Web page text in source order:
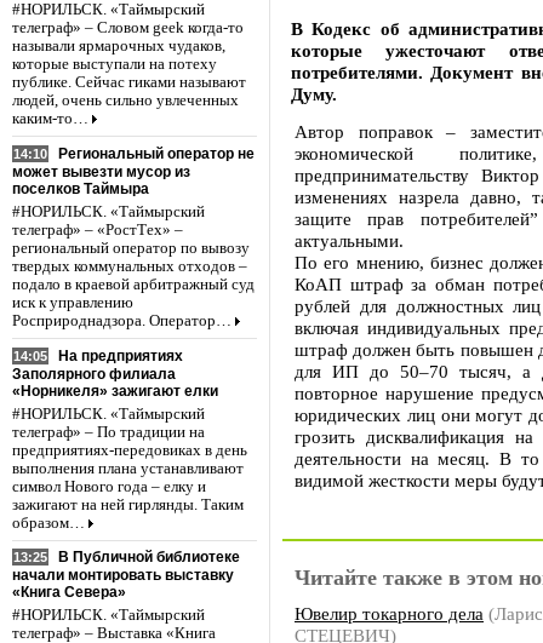
#НОРИЛЬСК. «Таймырский
телеграф» – Словом geek когда-то
называли ярмарочных чудаков,
которые выступали на потеху
публике. Сейчас гиками называют
людей, очень сильно увлеченных
каким-то…
14:10
Региональный оператор не
может вывезти мусор из
поселков Таймыра
#НОРИЛЬСК. «Таймырский
телеграф» – «РостТех» –
региональный оператор по вывозу
твердых коммунальных отходов –
подало в краевой арбитражный суд
иск к управлению
Росприроднадзора. Оператор…
14:05
На предприятиях
Заполярного филиала
«Норникеля» зажигают елки
#НОРИЛЬСК. «Таймырский
телеграф» – По традиции на
предприятиях-передовиках в день
выполнения плана устанавливают
символ Нового года – елку и
зажигают на ней гирлянды. Таким
образом…
13:25
В Публичной библиотеке
начали монтировать выставку
«Книга Севера»
#НОРИЛЬСК. «Таймырский
телеграф» – Выставка «Книга
В Кодекс об
которые ужесточают
потребителями. Документ
Думу.
Автор поправок –
экономической
предпринимательству
изменениях назрела
защите прав
актуальными.
По его мнению, бизнес
КоАП штраф за обман
рублей для должностных
включая индивидуальных
штраф должен быть повышен
для ИП до 50–70 тысяч, а
повторное нарушение
юридических лиц они могут
грозить дисквалификация
деятельности на месяц. В
видимой жесткости меры
Читайте также в этом
Ювелир токарного дела
СТЕЦЕВИЧ)